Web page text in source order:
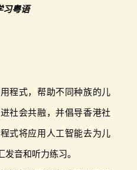
习粤语
程式，帮助不同种族的儿
社会共融，并倡导香港社
式将应用人工智能去为儿
音和听力练习。